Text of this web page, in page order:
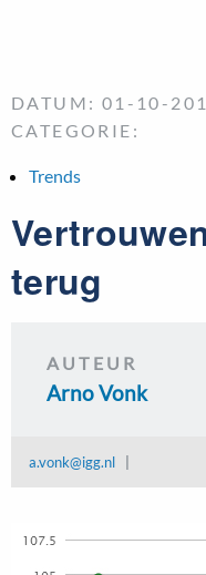
DATUM: 01-10-
CATEGORIE:
Trends
terug
AUTEUR
Arno Vonk
a.vonk@igg.nl